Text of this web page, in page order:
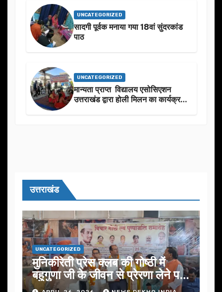
UNCATEGORIZED
सादगी पूर्वक मनाया गया 18वां सुंदरकांड
पाठ
UNCATEGORIZED
मान्यता प्राप्त विद्यालय एसोसिएशन
उत्तराखंड द्वारा होली मिलन का कार्यक्रम
उत्तराखंड
UNCATEGORIZED
मुनिकीरेती प्रेस क्लब की गोष्ठी में
बहुगुणा जी के जीवन से प्रेरणा लेने पर
जोर